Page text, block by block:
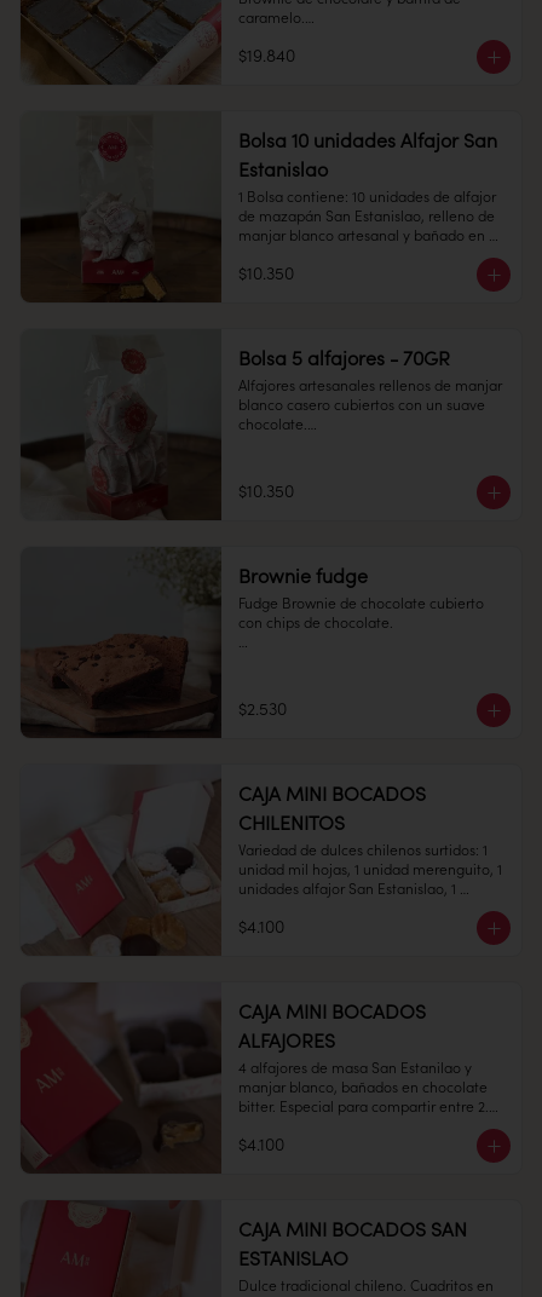
caramelo.
36 unidades
humedad.
$19.840
Bolsa 10 unidades Alfajor San
Estanislao
1 Bolsa contiene: 10 unidades de alfajor
de mazapán San Estanislao, relleno de
manjar blanco artesanal y bañado en
Conservación: Mantener sellado en un
Duración: 30 días.
$10.350
Bolsa 5 alfajores - 70GR
Alfajores artesanales rellenos de manjar
blanco casero cubiertos con un suave
chocolate.
Conservación: Mantener refrigeradas
entre 4°C y 10°C
$10.350
Brownie fudge
Fudge Brownie de chocolate cubierto
con chips de chocolate.
1 unidad
Peso: 100 gr
$2.530
CAJA MINI BOCADOS
CHILENITOS
Variedad de dulces chilenos surtidos: 1
unidad mil hojas, 1 unidad merenguito, 1
unidades alfajor San Estanislao, 1
nuestro clásico manjar blanco.
humedad.
Duración: 10 días.
$4.100
CAJA MINI BOCADOS
ALFAJORES
4 alfajores de masa San Estanilao y
manjar blanco, bañados en chocolate
bitter. Especial para compartir entre 2.
Conservación: Mantenga cerrado en un
ambiente fresco y seco, humedad 65% y
Vida útil: Prefiera consumo dentro de 30
días.
$4.100
CAJA MINI BOCADOS SAN
ESTANISLAO
Dulce tradicional chileno. Cuadritos en